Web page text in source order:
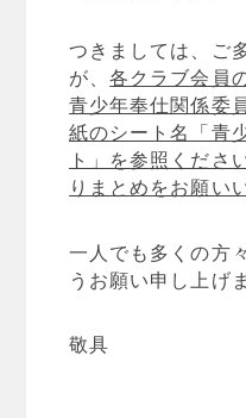
つきましては、ご
が、各クラブ会員
青少年奉仕関係委
紙のシート名「青
ト」を参照くださ
りまとめをお願い
一人でも多くの方
うお願い申し上げ
敬具